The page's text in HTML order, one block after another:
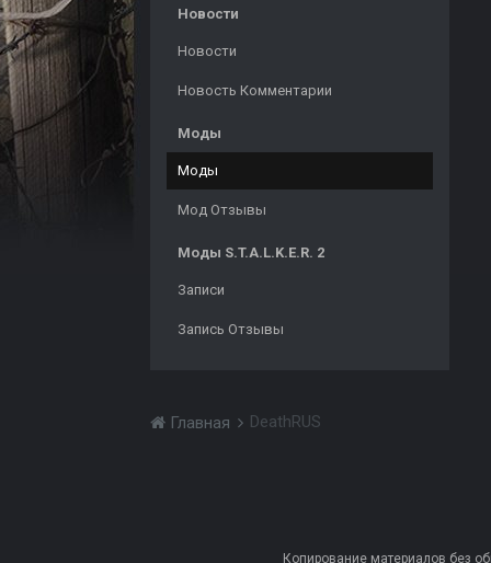
Новости
Новости
Новость Комментарии
Моды
Моды
Мод Отзывы
Моды S.T.A.L.K.E.R. 2
Записи
Запись Отзывы
Главная DeathRUS
Копирование материалов без